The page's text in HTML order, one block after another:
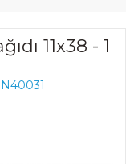
11x38 - 1